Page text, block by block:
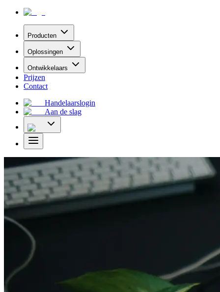
Producten
Oplossingen
Ontwikkelaars
Prijzen
Contact
Handelaarslogin
Aan de slag